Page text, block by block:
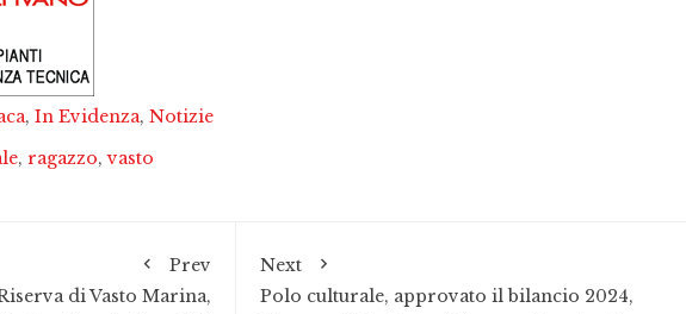
, In Evidenza, Notizie
, ragazzo,vasto
Prev
di Vasto Marina,
Next
Polo culturale, approvato il bilancio 2024,